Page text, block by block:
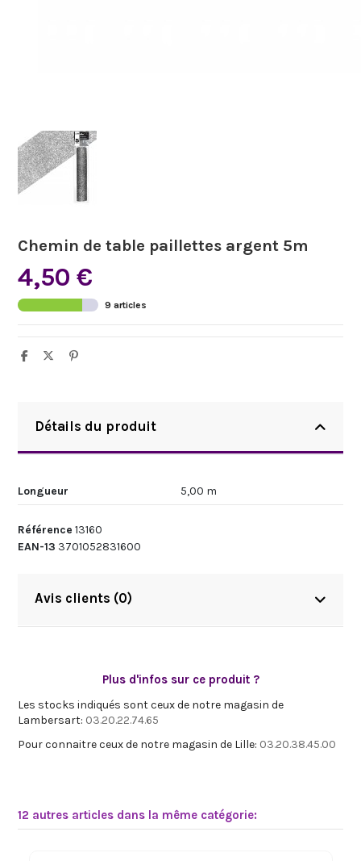
Chemin de table paillettes argent 5m
4,50 €
9 articles
Détails du produit
Longueur 5,00 m
Référence 13160
EAN-13 3701052831600
Avis clients (0)
Plus d'infos sur ce produit ?
Les stocks indiqués sont ceux de notre magasin de
Lambersart: 03.20.22.74.65
Pour connaitre ceux de notre magasin de Lille: 03.20.38.45.00
12 autres articles dans la même catégorie: